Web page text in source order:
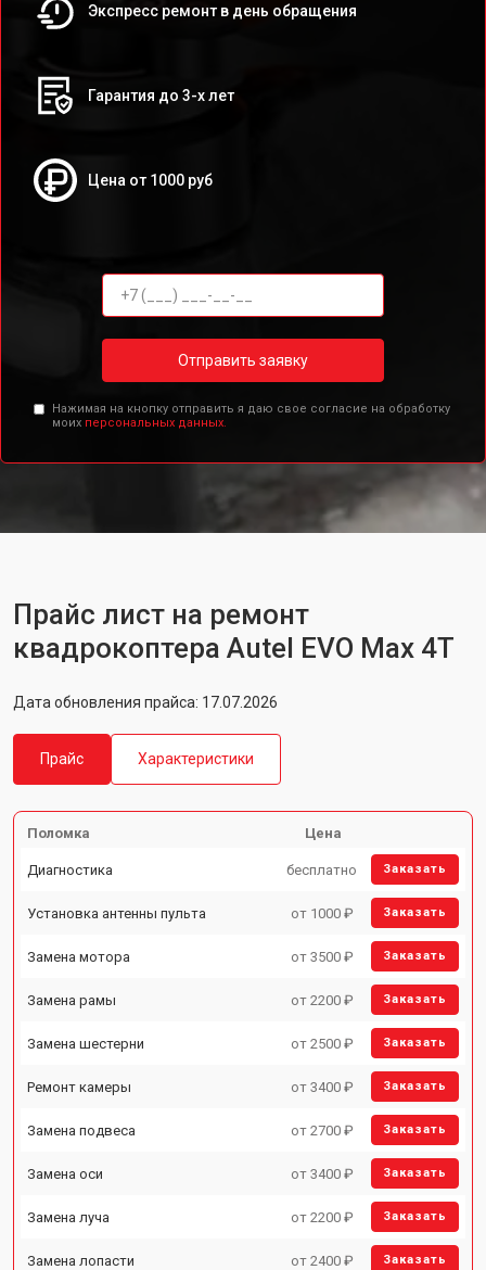
Экспресс ремонт в день обращения
Гарантия до 3-х лет
Цена от 1000 руб
Отправить заявку
Нажимая на кнопку отправить я даю свое согласие на обработку
моих персональных данных.
Прайс лист на ремонт
квадрокоптера Autel EVO Max 4T
Дата обновления прайса: 17.07.2026
Прайс Характеристики
Поломка Цена
Диагностика бесплатно Заказать
Установка антенны пульта от 1000 ₽ Заказать
Замена мотора от 3500 ₽ Заказать
Замена рамы от 2200 ₽ Заказать
Замена шестерни от 2500 ₽ Заказать
Ремонт камеры от 3400 ₽ Заказать
Замена подвеса от 2700 ₽ Заказать
Замена оси от 3400 ₽ Заказать
Замена луча от 2200 ₽ Заказать
Замена лопасти от 2400 ₽ Заказать